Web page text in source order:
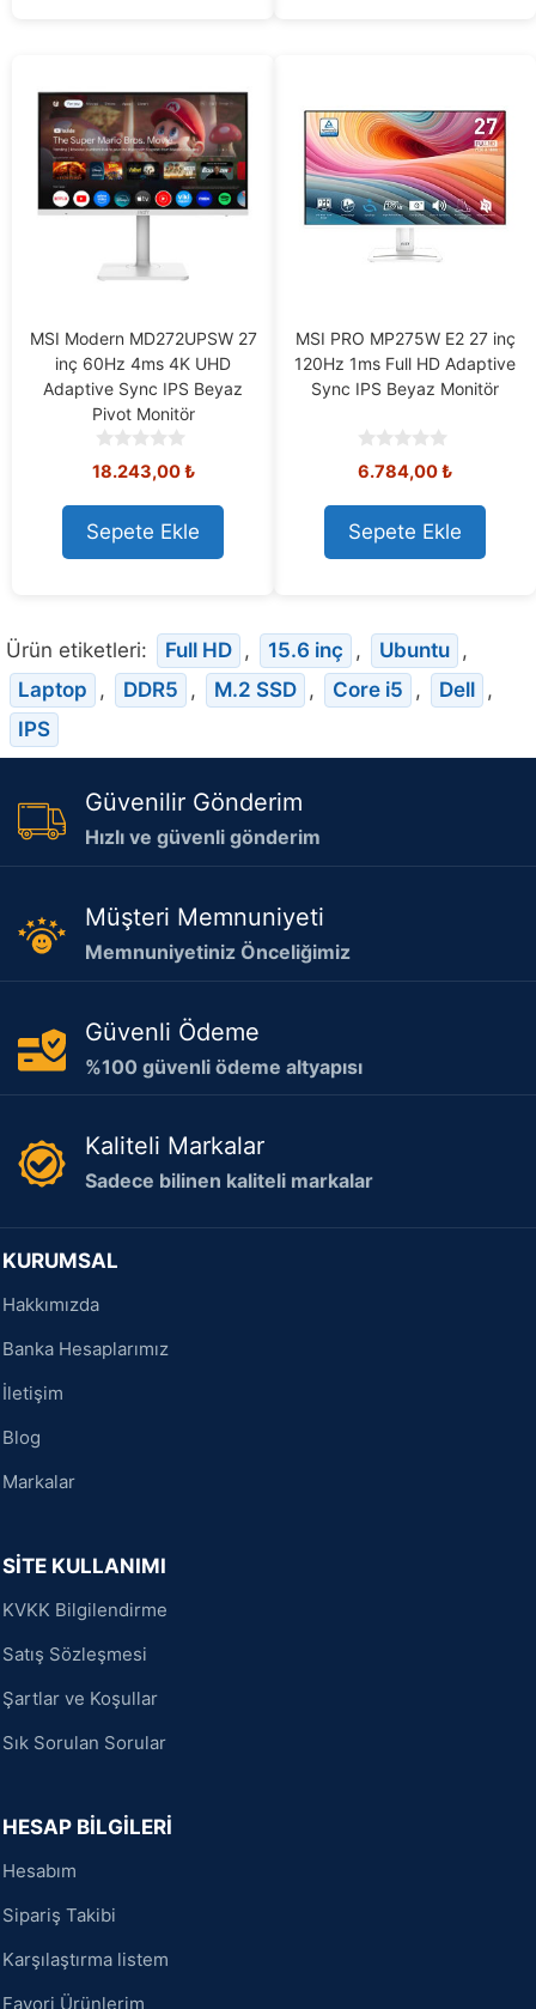
MSI Modern MD272UPSW 27
inç 60Hz 4ms 4K UHD
Adaptive Sync IPS Beyaz
Pivot Monitör
0
o
u
t
o
f
18.243,00₺
Sepete Ekle
MSI PRO MP275W E2 27 inç
120Hz 1ms Full HD Adaptive
Sync IPS Beyaz Monitör
0
o
u
t
o
f
6.784,00₺
Sepete Ekle
Ürün etiketleri: Full HD , 15.6 inç , Ubuntu ,
Laptop
, DDR5 , M.2 SSD , Core i5 , Dell ,
IPS
Güvenilir Gönderim
Hızlı ve güvenli gönderim
Müşteri Memnuniyeti
Memnuniyetiniz Önceliğimiz
Güvenli Ödeme
%100 güvenli ödeme altyapısı
Kaliteli Markalar
Sadece bilinen kaliteli markalar
KURUMSAL
Hakkımızda
Banka Hesaplarımız
İletişim
Blog
Markalar
SİTE KULLANIMI
KVKK Bilgilendirme
Satış Sözleşmesi
Şartlar ve Koşullar
Sık Sorulan Sorular
HESAP BİLGİLERİ
Hesabım
Sipariş Takibi
Karşılaştırma listem
Favori Ürünlerim